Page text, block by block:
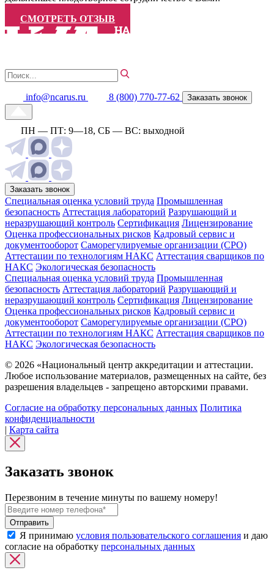
СМОТРЕТЬ ОТЗЫВ
info@ncarus.ru 8 (800) 770-77-62 Заказать звонок
ПН — ПТ: 9—18, СБ — ВС: выходной
Заказать звонок
Специальная оценка условий труда Промышленная
безопасность Аттестация лабораторий Разрушающий и
неразрушающий контроль Сертификация Лицензирование
Оценка профессиональных рисков Кадровый сервис и
документооборот Cаморегулируемые организации (СРО)
Аттестации по технологиям НАКС Аттестация сварщиков по
НАКС Экологическая безопасность
Специальная оценка условий труда Промышленная
безопасность Аттестация лабораторий Разрушающий и
неразрушающий контроль Сертификация Лицензирование
Оценка профессиональных рисков Кадровый сервис и
документооборот Cаморегулируемые организации (СРО)
Аттестации по технологиям НАКС Аттестация сварщиков по
НАКС Экологическая безопасность
© 2026 «Национальный центр аккредитации и аттестации.
Любое использование материалов, размещенных на сайте, без
разрешения владельцев - запрещено авторскими правами.
Согласие на обработку персональных данных Политика
конфиденциальности
| Карта сайта
Заказать звонок
Перезвоним в течение минуты по вашему номеру!
Я принимаю условия пользовательского соглашения и даю
согласие на обработку персональных данных